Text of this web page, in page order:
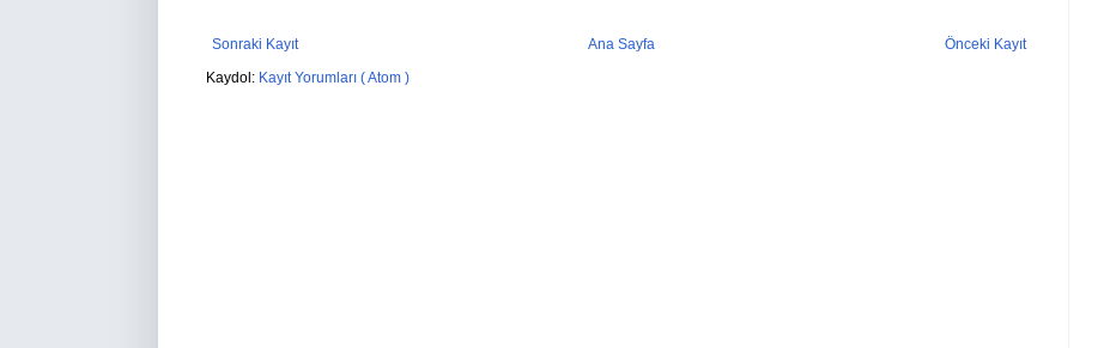
Sonraki Kayıt Önceki Kayıt
Ana Sayfa
Kaydol: Kayıt Yorumları ( Atom )